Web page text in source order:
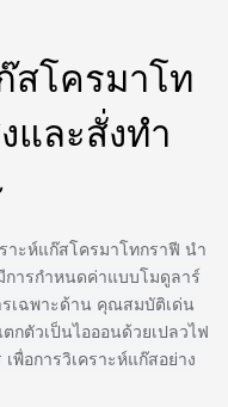
สโครมาโท
และสั่งทำ
าะห์แก๊สโครมาโทกราฟี นำ
ารกำหนดค่าแบบโมดูลาร์
รเฉพาะด้าน คุณสมบัติเด่น
กตัวเป็นไอออนด้วยเปลวไฟ
พื่อการวิเคราะห์แก๊สอย่าง